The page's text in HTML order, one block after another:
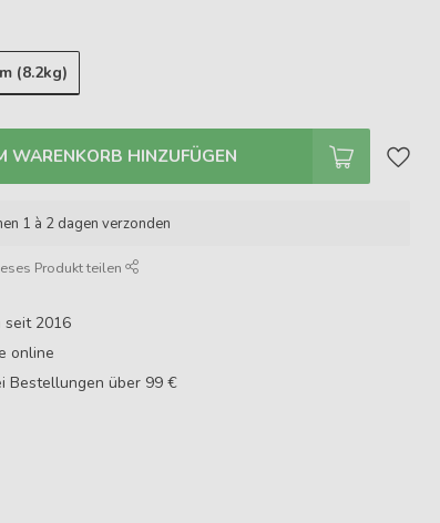
(8.2kg)
WARENKORB HINZUFÜGEN
1 à 2 dagen verzonden
Produkt teilen
2016
online
Bestellungen über 99 €